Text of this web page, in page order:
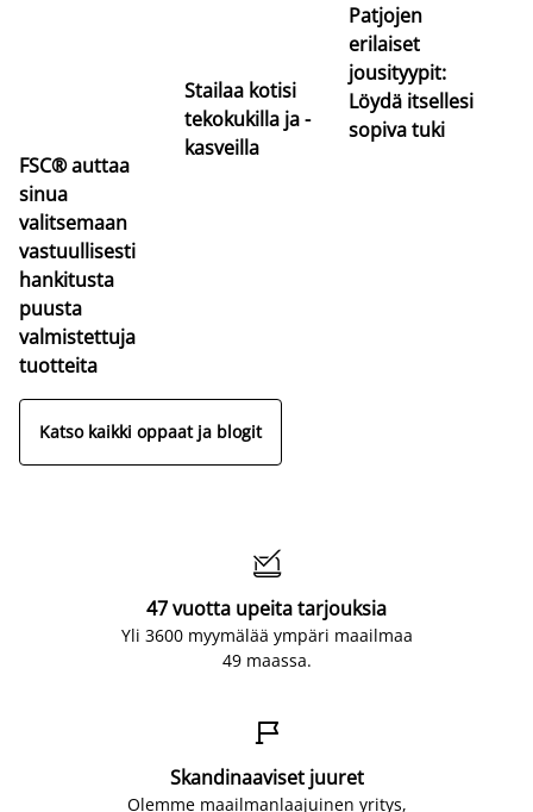
FSC® auttaa
sinua
valitsemaan
vastuullisesti
hankitusta
puusta
valmistettuja
tuotteita
Stailaa kotisi
tekokukilla ja -
kasveilla
Patjojen
erilaiset
jousityypit:
Löydä itsellesi
sopiva tuki
Katso kaikki oppaat ja blogit

47 vuotta upeita tarjouksia
Yli 3600 myymälää ympäri maailmaa
49 maassa.

Skandinaaviset juuret
Olemme maailmanlaajuinen yritys,